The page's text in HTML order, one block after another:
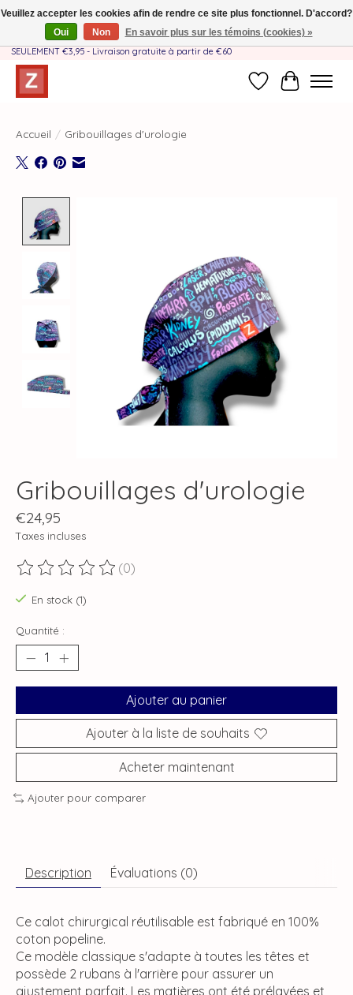
Fait à la main par une équipe mère-fille❤️ - Frais de livraison BE & NL
SEULEMENT €3,95 - Livraison gratuite à partir de €60
Liste dePanier
Accueil / Gribouillages d'urologie
Gribouillages d'urologie
€24,95
Taxes incluses
Ce produit est évalué à
(0)
En stock (1)
Quantité :
Ajouter au panier
Ajouter à la liste de souhaits
Acheter maintenant
Ajouter pour comparer
Description Évaluations (0)
Ce calot chirurgical réutilisable est fabriqué en 100%
coton popeline.
Ce modèle classique s'adapte à toutes les têtes et
possède 2 rubans à l'arrière pour assurer un
ajustement parfait. Les matières ont été prélavées et
Veuillez accepter les cookies afin de rendre ce site plus fonctionnel. D'accord?
Oui
Non En savoir plus sur les témoins (cookies) »